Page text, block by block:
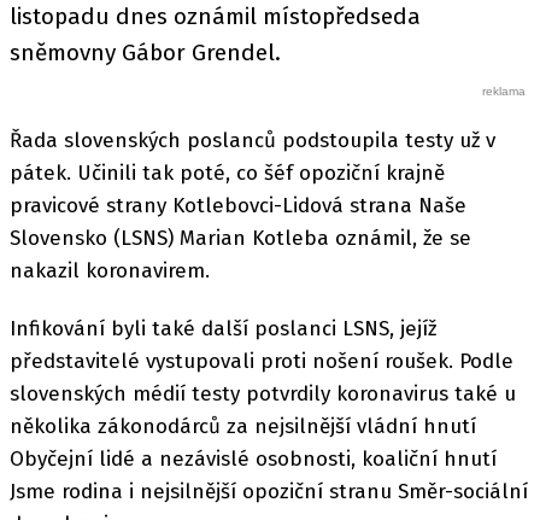
listopadu dnes oznámil místopředseda
sněmovny Gábor Grendel.
Řada slovenských poslanců podstoupila testy už v
pátek. Učinili tak poté, co šéf opoziční krajně
pravicové strany Kotlebovci-Lidová strana Naše
Slovensko (LSNS) Marian Kotleba oznámil, že se
nakazil koronavirem.
Infikování byli také další poslanci LSNS, jejíž
představitelé vystupovali proti nošení roušek. Podle
slovenských médií testy potvrdily koronavirus také u
několika zákonodárců za nejsilnější vládní hnutí
Obyčejní lidé a nezávislé osobnosti, koaliční hnutí
Jsme rodina i nejsilnější opoziční stranu Směr-sociální